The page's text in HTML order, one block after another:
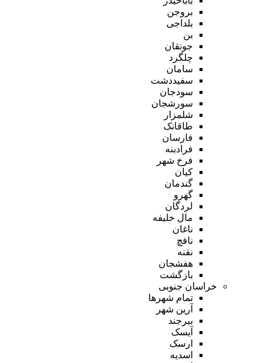
بروجن
بلداجی
بن
جونقان
چلگرد
سامان
سفیددشت
سودجان
سورشجان
شلمزار
طاقانک
فارسان
فرادبنه
فرخ شهر
کیان
گندمان
گهرو
لردگان
مال خلیفه
ناغان
نافچ
نقنه
هفشجان
بازگشت
خراسان جنوبی
تمام شهر‌ها
آرین شهر
بیرجند
آیسک
ارسک
اسدیه